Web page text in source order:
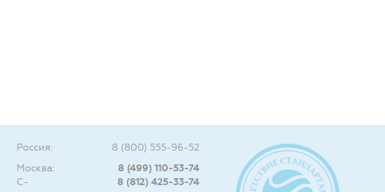
Россия:
8 (800) 555-96-52
Москва:
8 (499) 110-53-74
С-
8 (812) 425-33-74